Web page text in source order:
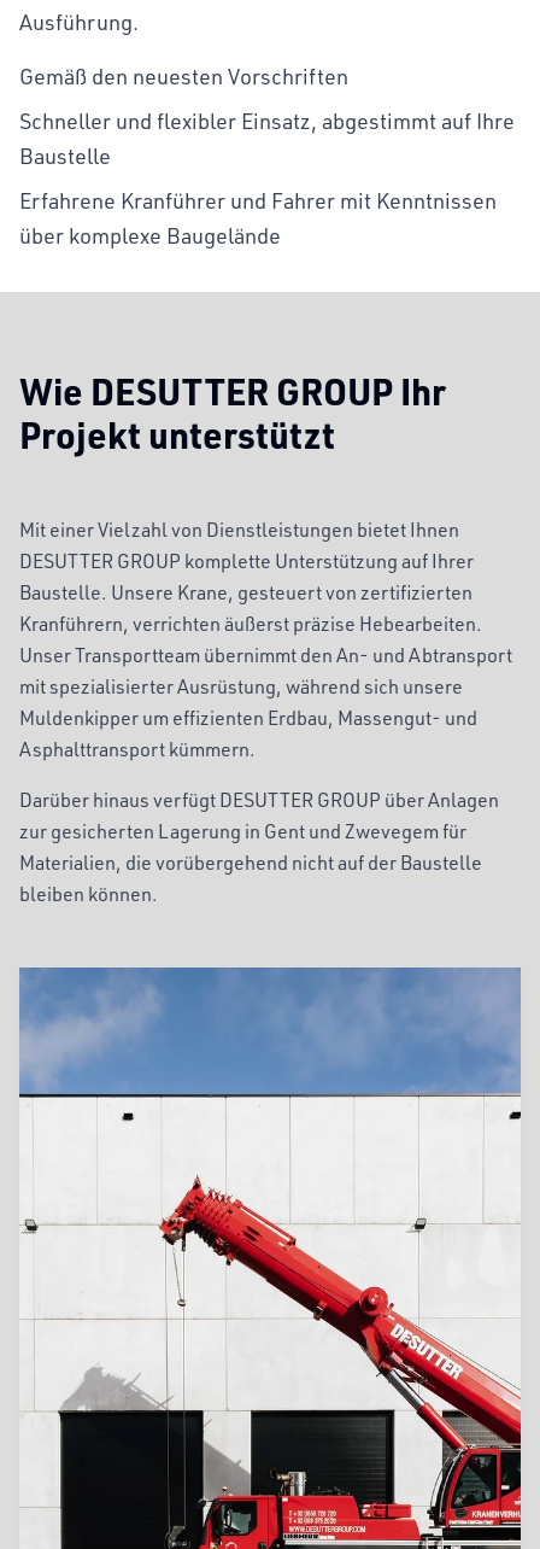
Ausführung.
Gemäß den neuesten Vorschriften
Schneller und flexibler Einsatz, abgestimmt auf Ihre
Baustelle
Erfahrene Kranführer und Fahrer mit Kenntnissen
über komplexe Baugelände
Wie DESUTTER GROUP Ihr
Projekt unterstützt
Mit einer Vielzahl von Dienstleistungen bietet Ihnen
DESUTTER GROUP komplette Unterstützung auf Ihrer
Baustelle. Unsere Krane, gesteuert von zertifizierten
Kranführern, verrichten äußerst präzise Hebearbeiten.
Unser Transportteam übernimmt den An- und Abtransport
mit spezialisierter Ausrüstung, während sich unsere
Muldenkipper um effizienten Erdbau, Massengut- und
Asphalttransport kümmern.
Darüber hinaus verfügt DESUTTER GROUP über Anlagen
zur gesicherten Lagerung in Gent und Zwevegem für
Materialien, die vorübergehend nicht auf der Baustelle
bleiben können.